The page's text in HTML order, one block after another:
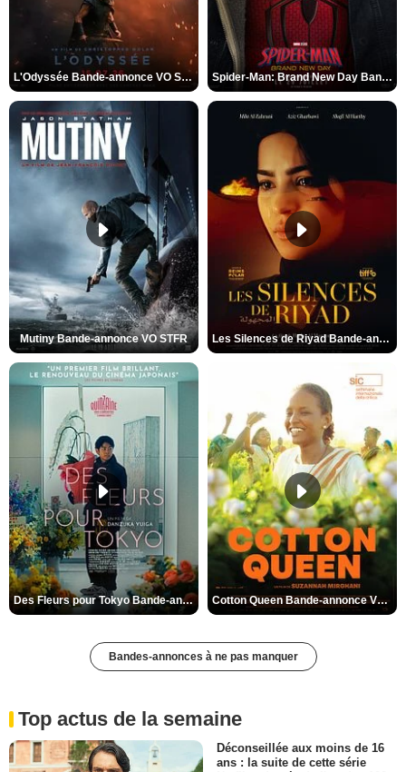
L'Odyssée Bande-annonce VO STFR Spider-Man: Brand New Day Bande-annonce VO STFR
Mutiny Bande-annonce VO STFR Les Silences de Riyad Bande-annonce VO STFR
Des Fleurs pour Tokyo Bande-annonce VO STFR Cotton Queen Bande-annonce VO STFR
Bandes-annonces à ne pas manquer
Top actus de la semaine
Déconseillée aux moins de 16
ans : la suite de cette série